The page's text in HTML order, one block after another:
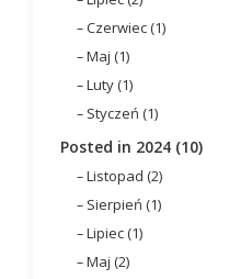
Czerwiec (1)
Maj (1)
Luty (1)
Styczeń (1)
Posted in 2024 (10)
Listopad (2)
Sierpień (1)
Lipiec (1)
Maj (2)